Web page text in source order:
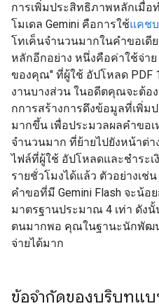
การเพิ่มประสิทธิภาพหลักเมื่อ
โมเดล Gemini คือการใช้แคช
โทเค็นจำนวนมากในคำขอเดี
หลักอีกอย่าง หนึ่งคือค่าใช้จ่
ของคุณ" ที่ผู้ใช้ อัปโหลด PDF
งานบางส่วน ในอดีตคุณจะต้อ
กการสร้างการดึงข้อมูลที่เพิ่ม
มากขึ้น เพื่อประมวลผลคำขอ
จำนวนมาก ที่ย้ายไปยังหน้าต่
ไฟล์ที่ผู้ใช้ อัปโหลดและชำระเ
รายชั่วโมงได้แล้ว ตัวอย่างเ
คำขอที่มี Gemini Flash จะน้
มาตรฐานประมาณ 4 เท่า ดัง
ตนมากพอ คุณในฐานะนักพัฒ
จ่ายได้มาก
ข้อจำกัดของบริบทแบ